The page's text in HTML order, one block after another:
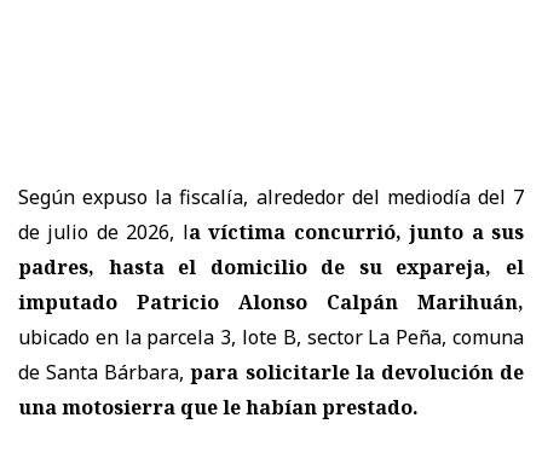
Según expuso la fiscalía, alrededor del mediodía del 7
de julio de 2026, la víctima concurrió, junto a sus
padres, hasta el domicilio de su expareja, el
imputado Patricio Alonso Calpán Marihuán,
ubicado en la parcela 3, lote B, sector La Peña, comuna
de Santa Bárbara,para solicitarle la devolución de
una motosierra que le habían prestado.